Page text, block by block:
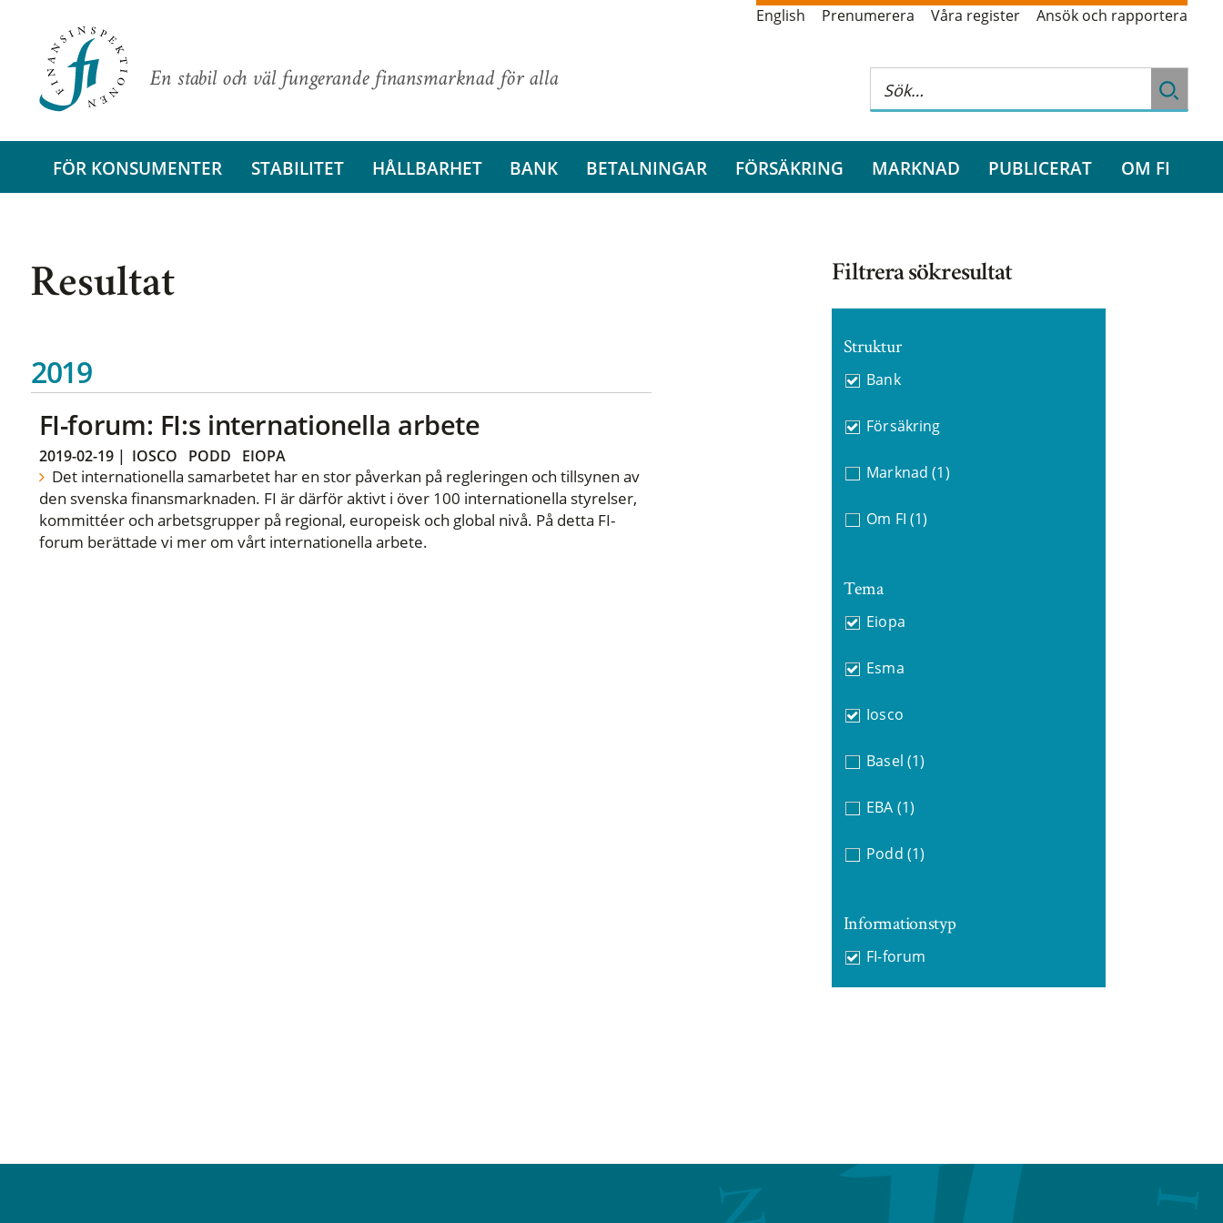
En stabil och väl fungerande finansmarknad för alla
English Prenumerera Våra register Ansök och rapportera
FÖR KONSUMENTER STABILITET HÅLLBARHET BANK BETALNINGAR FÖRSÄKRING MARKNAD PUBLICERAT OM FI
Resultat
2019
FI-forum: FI:s internationella arbete
2019-02-19| IOSCO PODD EIOPA
Det internationella samarbetet har en stor påverkan på regleringen och tillsynen av
den svenska finansmarknaden. FI är därför aktivt i över 100 internationella styrelser,
kommittéer och arbetsgrupper på regional, europeisk och global nivå. På detta FI-
forum berättade vi mer om vårt internationella arbete.
Filtrera sökresultat
Struktur
Bank
Försäkring
Marknad (1)
Om FI (1)
Tema
Eiopa
Esma
Iosco
Basel (1)
EBA (1)
Podd (1)
Informationstyp
FI-forum